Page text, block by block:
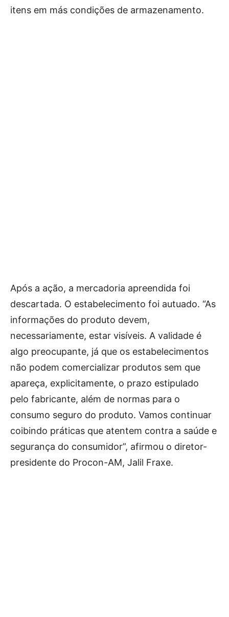
itens em más condições de armazenamento.
Após a ação, a mercadoria apreendida foi
descartada. O estabelecimento foi autuado. “As
informações do produto devem,
necessariamente, estar visíveis. A validade é
algo preocupante, já que os estabelecimentos
não podem comercializar produtos sem que
apareça, explicitamente, o prazo estipulado
pelo fabricante, além de normas para o
consumo seguro do produto. Vamos continuar
coibindo práticas que atentem contra a saúde e
segurança do consumidor”, afirmou o diretor-
presidente do Procon-AM, Jalil Fraxe.